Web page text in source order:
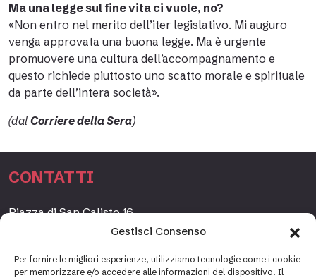
Gestisci Consenso
Per fornire le migliori esperienze, utilizziamo tecnologie come i cookie
per memorizzare e/o accedere alle informazioni del dispositivo. Il
Ma una legge sul fine vita ci vuole, no?
«Non entro nel merito dell’iter legislativo. Mi auguro
venga approvata una buona legge. Ma è urgente
promuovere una cultura dell’accompagnamento e
questo richiede piuttosto uno scatto morale e spirituale
da parte dell’intera società».
(dal Corriere della Sera)
CONTATTI
Piazza di San Calisto 16,
www.fondazioneetagrande.org